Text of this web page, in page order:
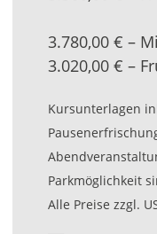
3.780,00 € –
3.020,00 € –
Kursunterlagen
Parkmöglichkeit
Alle Preise zzgl.